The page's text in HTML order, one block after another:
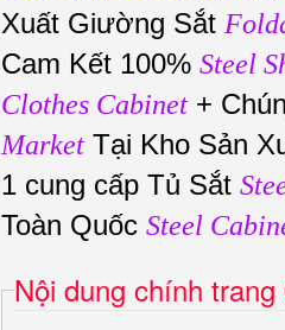
Xuất Giường Sắt
Cam Kết 100% Steel
Clothes Cabinet +
Market Tại Kho Sản
1 cung cấp Tủ Sắt
Toàn Quốc Steel
Nội dung chính